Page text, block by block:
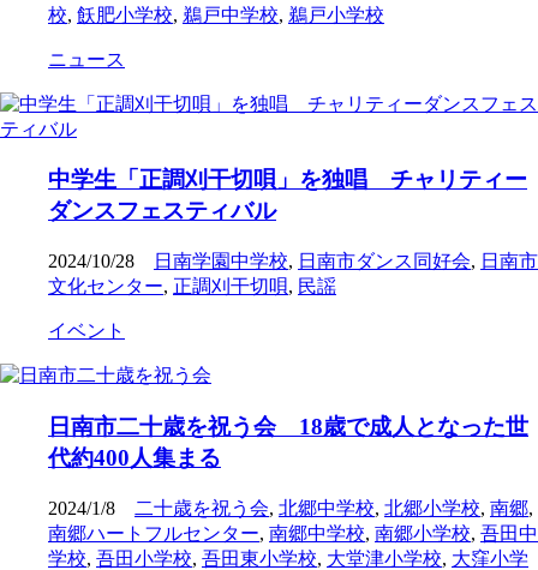
校, 飫肥小学校, 鵜戸中学校, 鵜戸小学校
ニュース
中学生「正調刈干切唄」を独唱 チャリティー
ダンスフェスティバル
2024/10/28 日南学園中学校, 日南市ダンス同好会, 日南市
文化センター, 正調刈干切唄, 民謡
イベント
日南市二十歳を祝う会 18歳で成人となった世
代約400人集まる
2024/1/8 二十歳を祝う会, 北郷中学校, 北郷小学校, 南郷,
南郷ハートフルセンター, 南郷中学校, 南郷小学校, 吾田中
学校, 吾田小学校, 吾田東小学校, 大堂津小学校, 大窪小学